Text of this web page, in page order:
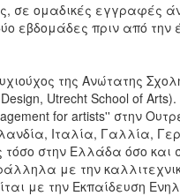
σε ομαδικές εγγραφές
εβδομάδες πριν από την
της Ανώτατης
Utrecht School of
for artists'' στην
Ιταλία, Γαλλία,
στην Ελλάδα όσο και
με την
με την Εκπαίδευση